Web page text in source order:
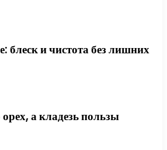
блеск и чистота без лишних
а кладезь пользы